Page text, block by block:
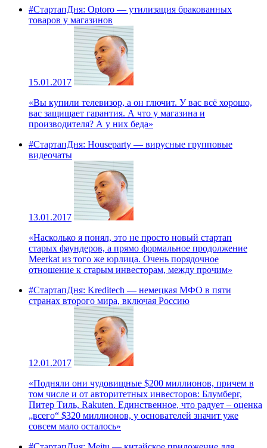
#СтартапДня: Optoro — утилизация бракованных
товаров у магазинов
15.01.2017
«Вы купили телевизор, а он глючит. У вас всё хорошо,
вас защищает гарантия. А что у магазина и
производителя? А у них беда»
#СтартапДня: Houseparty — вирусные групповые
видеочаты
13.01.2017
«Насколько я понял, это не просто новый стартап
старых фаундеров, а прямо формальное продолжение
Meerkat из того же юрлица. Очень порядочное
отношение к старым инвесторам, между прочим»
#СтартапДня: Kreditech — немецкая МФО в пяти
странах второго мира, включая Россию
12.01.2017
«Подняли они чудовищные $200 миллионов, причем в
том числе и от авторитетных инвесторов: Блумберг,
Питер Тиль, Rakuten. Единственное, что радует – оценка
„всего“ $320 миллионов, у основателей значит уже
совсем мало осталось»